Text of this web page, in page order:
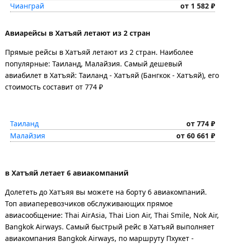
Чианграй
от 1 582 ₽
Авиарейсы в Хатъяй летают из 2 стран
Прямые рейсы в Хатъяй летают из 2 стран. Наиболее
популярные: Таиланд, Малайзия. Самый дешевый
авиабилет в Хатъяй: Таиланд - Хатъяй (Бангкок - Хатъяй), его
стоимость составит от 774 ₽
Таиланд
от 774 ₽
Малайзия
от 60 661 ₽
в Хатъяй летает 6 авиакомпаний
Долететь до Хатъяя вы можете на борту 6 авиакомпаний.
Топ авиаперевозчиков обслуживающих прямое
авиасообщение: Thai AirAsia, Thai Lion Air, Thai Smile, Nok Air,
Bangkok Airways. Самый быстрый рейс в Хатъяй выполняет
авиакомпания Bangkok Airways, по маршруту Пхукет -